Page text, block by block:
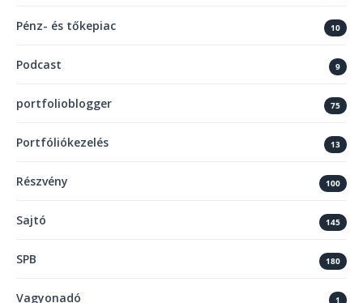
Pénz- és tőkepiac 10
Podcast 9
portfolioblogger 75
Portfóliókezelés 13
Részvény 100
Sajtó 145
SPB 180
Vagyonadó 1